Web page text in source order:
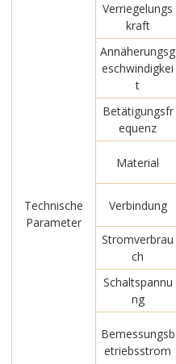
Technische
Parameter
Verriegelungs
kraft
Annäherungsg
eschwindigkei
t
Betätigungsfr
equenz
Material
Verbindung
Stromverbrau
ch
Schaltspannu
ng
Bemessungsb
etriebsstrom